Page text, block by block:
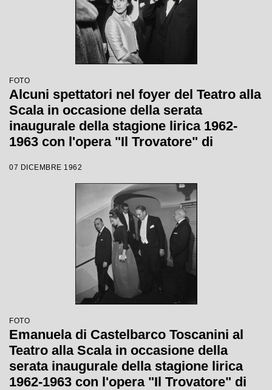
FOTO
Alcuni spettatori nel foyer del Teatro alla
Scala in occasione della serata
inaugurale della stagione lirica 1962-
1963 con l'opera "Il Trovatore" di
Gavazzeni, con la regia di Giorgio De
07 DICEMBRE 1962
FOTO
Emanuela di Castelbarco Toscanini al
Teatro alla Scala in occasione della
serata inaugurale della stagione lirica
1962-1963 con l'opera "Il Trovatore" di